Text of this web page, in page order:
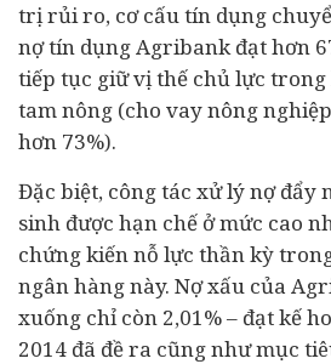
trị rủi ro, cơ cấu tín dụng
nợ tín dụng Agribank đạt hơn
tiếp tục giữ vị thế chủ lực
tam nông (cho vay nông
hơn 73%).
Đặc biệt, công tác xử lý nợ đẩy
sinh được hạn chế ở mức cao
chứng kiến nỗ lực thần kỳ
ngân hàng này. Nợ xấu của
xuống chỉ còn 2,01% – đạt kế
2014 đã đề ra cũng như mục